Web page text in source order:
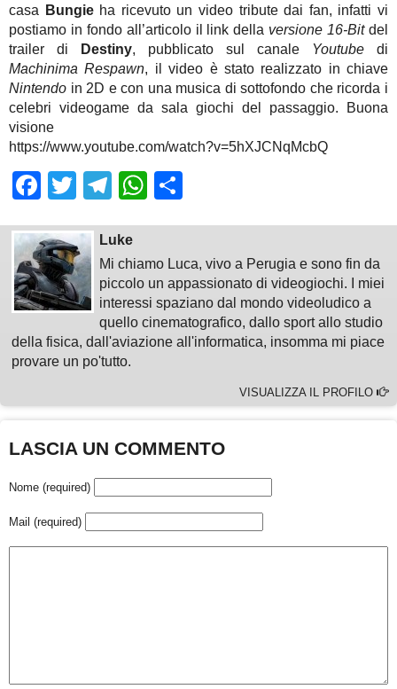
casa
Bungieha ricevuto un video tribute dai fan, infatti vi
postiamo in fondo all’articolo il link della versione 16-Bitdel
trailer di
Destiny, pubblicato sul canale Youtube di
Machinima Respawn, il video è stato realizzato in chiave
Nintendo in 2D e con una musica di sottofondo che ricorda i
celebri videogame da sala giochi del passaggio. Buona
visione
https://www.youtube.com/watch?v=5hXJCNqMcbQ
Facebook
TwitterTelegram
WhatsApp
Luke
Mi chiamo Luca, vivo a Perugia e sono fin da
piccolo un appassionato di videogiochi. I miei
interessi spaziano dal mondo videoludico a
quello cinematografico, dallo sport allo studio
della fisica, dall'aviazione all'informatica, insomma mi piace
provare un po'tutto.
VISUALIZZA IL PROFILO
LASCIA UN COMMENTO
Nome (required)
Mail (required)